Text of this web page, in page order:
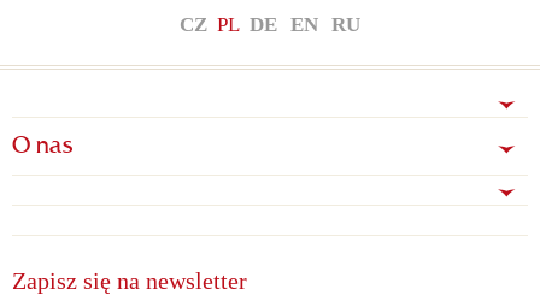
CZ PL DE EN RU
O nas
Zapisz się na newsletter